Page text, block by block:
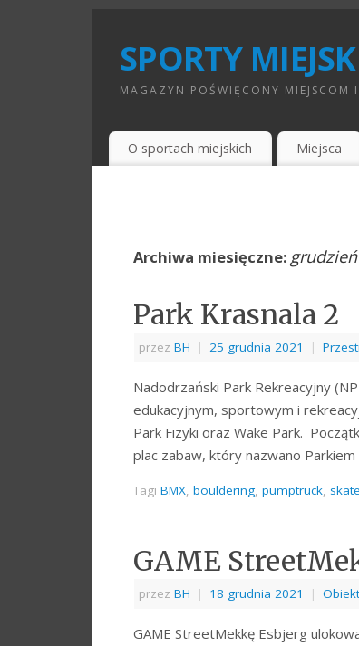
SPORTY
MAGAZYN POŚWIĘCONY MIEJSCOM
O sportach miejskich Miejsca
Archiwa miesięczne:
Park Krasnala 2
przez BH | 25 grudnia 2021 |
Nadodrzański Park Rekreacyjny
edukacyjnym, sportowym i
Park Fizyki oraz Wake Park.
plac zabaw, który nazwano
Tagi BMX, bouldering, pumptruck,
GAME
przez BH | 18 grudnia 2021 |
GAME StreetMekkę Esbjerg